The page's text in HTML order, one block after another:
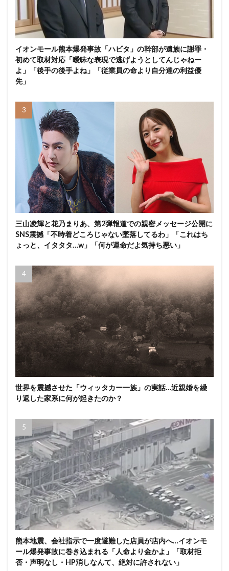
イオンモール熊本爆発事故「ハビタ」の幹部が遺族に謝罪・
初めて取材対応「曖昧な表現で逃げようとしてんじゃねー
よ」「後手の後手よね」「従業員の命より自分達の利益優
先」
三山凌輝と花乃まりあ、第2弾報道での親密メッセージ公開に
SNS震撼「不時着どころじゃない墜落してるわ」「これはち
ょっと、イタタタ…w」「何が運命だよ気持ち悪い」
世界を震撼させた「ウィッタカー一族」の実話…近親婚を繰
り返した家系に何が起きたのか？
熊本地震、会社指示で一度避難した店員が店内へ…イオンモ
ール爆発事故に巻き込まれる「人命より金かよ」「取材拒
否・声明なし・HP消しなんて、絶対に許されない」